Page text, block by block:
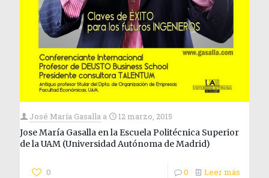
José María Gasalla a
12 marzo, 2015
Jose María Gasalla en la Escuela Politécnica Superior
de la UAM (Universidad Autónoma de Madrid)
0 0 Leer más